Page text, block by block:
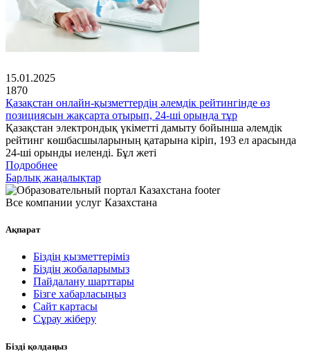
15.01.2025
1870
Қазақстан онлайн-қызметтердің әлемдік рейтингінде өз
позициясын жақсарта отырып, 24-ші орында тұр
Қазақстан электрондық үкіметті дамыту бойынша әлемдік
рейтинг көшбасшыларының қатарына кіріп, 193 ел арасында
24-ші орынды иеленді. Бұл жеті
Подробнее
Барлық жаңалықтар
Все компании услуг Казахстана
Ақпарат
Біздің қызметтеріміз
Біздің жобаларымыз
Пайдалану шарттары
Бізге хабарласыңыз
Сайт картасы
Сұрау жіберу
Бізді қолдаңыз